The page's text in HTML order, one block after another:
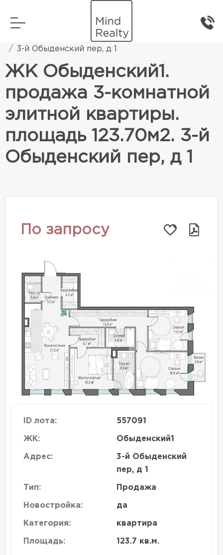
Элитная жилая недвижимость
3-й Обыденский пер, д 1
ЖК Обыденский1.
продажа 3-комнатной
элитной квартиры.
площадь 123.70м2. 3-й
Обыденский пер, д 1
По запросу
ID лота: 557091
ЖК: Обыденский1
Адрес:
3-й Обыденский
пер, д 1
Тип: Продажа
Новостройка: да
Категория: квартира
Площадь: 123.7 кв.м.